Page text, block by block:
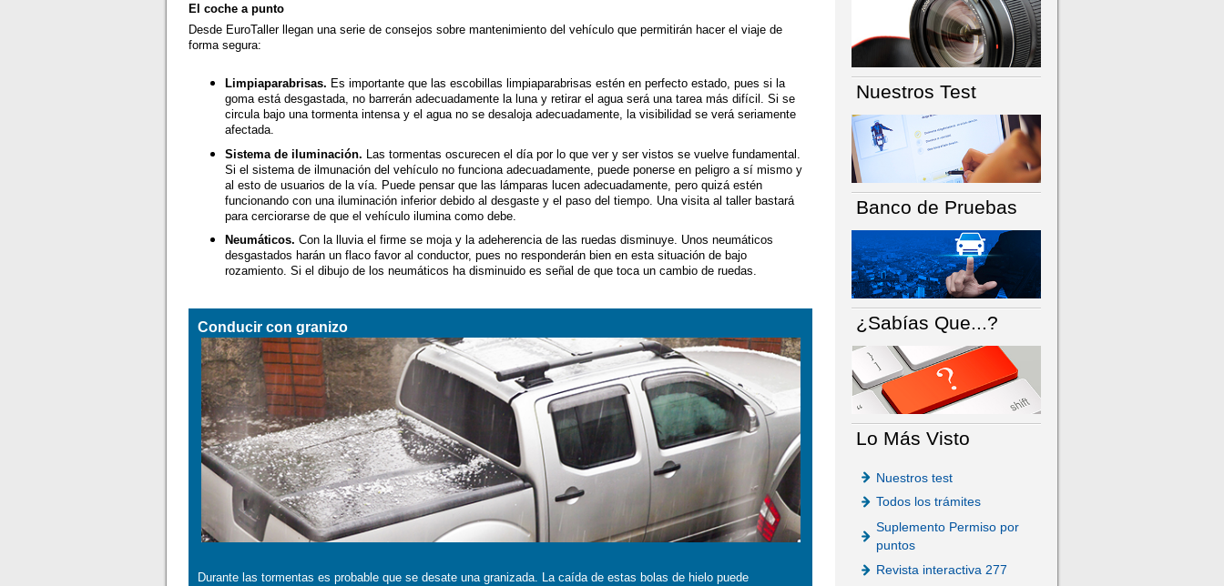
El coche a punto
Desde EuroTaller llegan una serie de consejos sobre mantenimiento del vehículo que permitirán hacer el viaje de
forma segura:
Limpiaparabrisas. Es importante que las escobillas limpiaparabrisas estén en perfecto estado, pues si la
goma está desgastada, no barrerán adecuadamente la luna y retirar el agua será una tarea más difícil. Si se
circula bajo una tormenta intensa y el agua no se desaloja adecuadamente, la visibilidad se verá seriamente
afectada.
Sistema de iluminación. Las tormentas oscurecen el día por lo que ver y ser vistos se vuelve fundamental.
Si el sistema de ilmunación del vehículo no funciona adecuadamente, puede ponerse en peligro a sí mismo y
al esto de usuarios de la vía. Puede pensar que las lámparas lucen adecuadamente, pero quizá estén
funcionando con una iluminación inferior debido al desgaste y el paso del tiempo. Una visita al taller bastará
para cerciorarse de que el vehículo ilumina como debe.
Neumáticos. Con la lluvia el firme se moja y la adeherencia de las ruedas disminuye. Unos neumáticos
desgastados harán un flaco favor al conductor, pues no responderán bien en esta situación de bajo
rozamiento. Si el dibujo de los neumáticos ha disminuido es señal de que toca un cambio de ruedas.
Conducir con granizo
Durante las tormentas es probable que se desate una granizada. La caída de estas bolas de hielo puede
Nuestros Test
Banco de Pruebas
¿Sabías Que...?
Lo Más Visto
Nuestros test
Todos los trámites
Suplemento Permiso por
puntos
Revista interactiva 277